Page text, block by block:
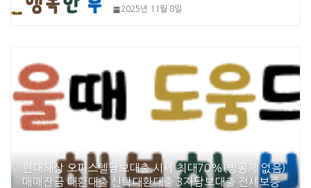
2025년 11월 8일
현대해상 오피스텔담보대출 시세 최대70%(방공제 없음)
매매잔금 대환대출 신탁대환대출 3자담보대출 전세보증